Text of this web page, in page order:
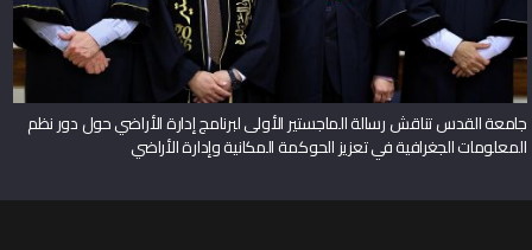
جامعة القدس تناقش رسالة الماجستير الأولى لبرنامج إدارة الأراضي حول دور نظم
المعلومات الجغرافية في تعزيز الحوكمة المكانية وإدارة الأراضي